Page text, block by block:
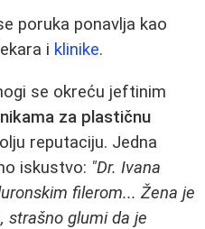
poruka ponavlja kao
i klinike.
se okreću jeftinim
za plastičnu
reputaciju. Jedna
iskustvo: "Dr. Ivana
filerom... Žena je
strašno glumi da je